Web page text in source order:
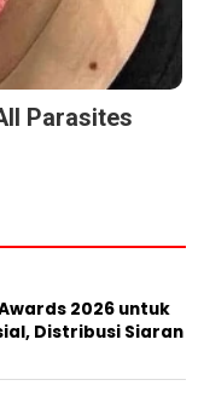
Parasites
2026 untuk
Distribusi Siaran